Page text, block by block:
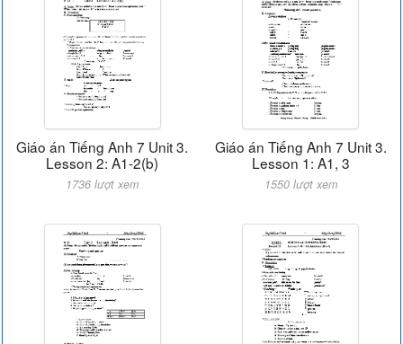
Giáo án Tiếng Anh 7 Unit 3.
Lesson 2: A1-2(b)
1736 lượt xem
Giáo án Tiếng Anh 7 Unit 3.
Lesson 1: A1, 3
1550 lượt xem